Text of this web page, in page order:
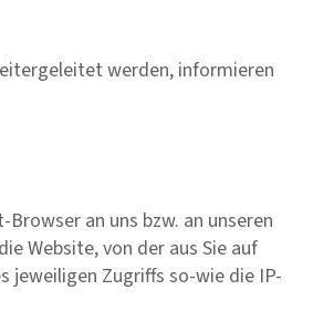
werden, informieren
an uns bzw. an unseren
Website, von der aus Sie auf
jeweiligen Zugriffs so-wie die IP-